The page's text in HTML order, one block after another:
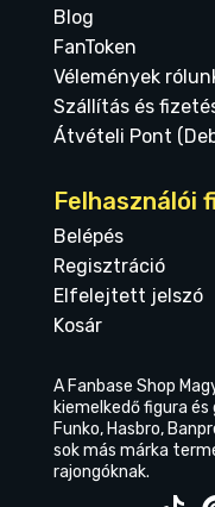
Blog
FanToken
Vélemények
Szállítás és
Átvételi Pont
Felhasználói
Belépés
Regisztráció
Elfelejtett jelszó
Kosár
A Fanbase Shop
kiemelkedő figura
Funko, Hasbro,
sok más márka
rajongóknak.